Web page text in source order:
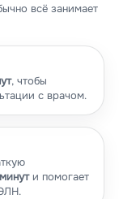
всё занимает
, чтобы
с врачом.
и помогает